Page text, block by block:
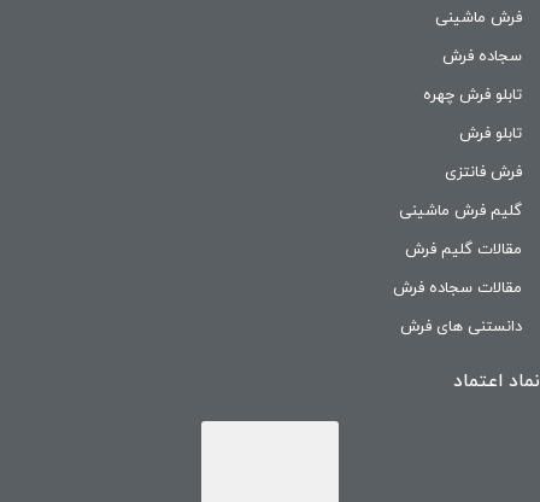
فرش ماشینی
سجاده فرش
تابلو فرش چهره
تابلو فرش
فرش فانتزی
گلیم فرش ماشینی
مقالات گلیم فرش
مقالات سجاده فرش
دانستنی های فرش
نماد اعتماد